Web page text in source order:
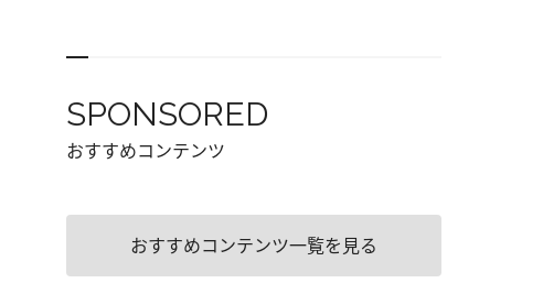
SPONSORED
おすすめコンテンツ
おすすめコンテンツ一覧を見る